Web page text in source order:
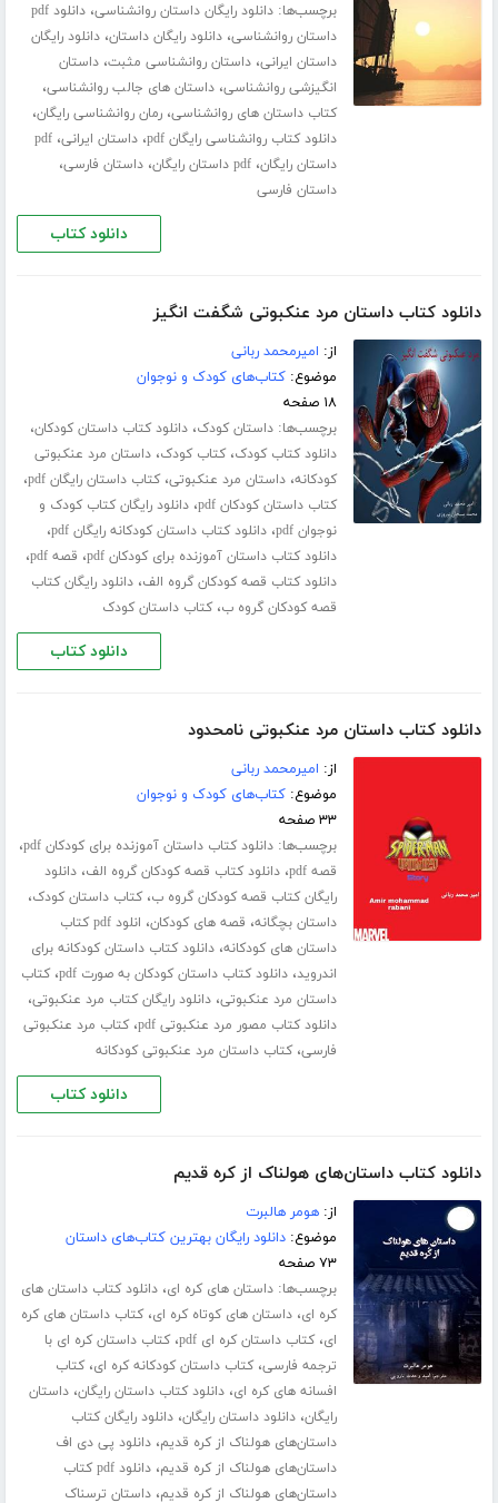
برچسب‌ها:دانلود رایگان داستان روانشناسی،
دانلود pdf
داستان روانشناسی،دانلود رایگان داستان،دانلود رایگان
داستان ایرانی،داستان روانشناسی مثبت،داستان
انگیزشی روانشناسی،داستان های جالب روانشناسی،
کتاب داستان های روانشناسی،رمان روانشناسی رایگان،
دانلود کتاب روانشناسی رایگان pdf ،داستان ایرانی،pdf
داستان رایگان،pdf داستان رایگان ،داستان فارسی،
داستان فارسی
دانلود کتاب
دانلود کتاب داستان مرد عنکبوتی شگفت انگیز
از: امیرمحمد ربانی
موضوع:کتاب‌های کودک و نوجوان
۱۸ صفحه
برچسب‌ها:داستان کودک،دانلود کتاب داستان کودکان،
دانلود کتاب کودک،کتاب کودک،داستان مرد عنکبوتی
کودکانه،داستان مرد عنکبوتی،کتاب داستان رایگان pdf ،
کتاب داستان کودکان pdf ،دانلود رایگان کتاب کودک و
نوجوان pdf
،دانلود کتاب داستان کودکانه رایگان pdf ،
دانلود کتاب داستان آموزنده برای کودکان pdf ، قصه pdf ،
دانلود کتاب قصه کودکان گروه الف،دانلود رایگان کتاب
قصه کودکان گروه ب،کتاب داستان کودک
دانلود کتاب
دانلود کتاب داستان مرد عنکبوتی نامحدود
از: امیرمحمد ربانی
موضوع:کتاب‌های کودک و نوجوان
۳۳ صفحه
برچسب‌ها:دانلود کتاب داستان آموزنده برای کودکان pdf ،
قصه pdf ،دانلود کتاب قصه کودکان گروه الف،دانلود
رایگان کتاب قصه کودکان گروه ب،کتاب داستان کودک،
داستان بچگانه، قصه های کودکان،
انلود pdf کتاب
داستان های کودکانه،دانلود کتاب داستان کودکانه برای
اندروید،دانلود کتاب داستان کودکان به صورت pdf ،کتاب
داستان مرد عنکبوتی،دانلود رایگان کتاب مرد عنکبوتی،
دانلود کتاب مصور مرد عنکبوتی pdf ،کتاب مرد عنکبوتی
فارسی،کتاب داستان مرد عنکبوتی کودکانه
دانلود کتاب
دانلود کتاب داستان‌های هولناک از کره قدیم
از:هومر هالبرت
موضوع:دانلود رایگان بهترین کتاب‌های داستان
۷۳ صفحه
برچسب‌ها:داستان های کره ای،دانلود کتاب داستان های
کره ای،داستان های کوتاه کره ای،کتاب داستان های کره
ای،کتاب داستان کره ای pdf ،کتاب داستان کره ای با
ترجمه فارسی،کتاب داستان کودکانه کره ای،کتاب
افسانه های کره ای،دانلود کتاب داستان رایگان،داستان
رایگان،دانلود داستان رایگان،دانلود رایگان کتاب
داستان‌های هولناک از کره قدیم،دانلود پی دی اف
داستان‌های هولناک از کره قدیم،
دانلود pdf کتاب
داستان‌های هولناک از کره قدیم،داستان ترسناک